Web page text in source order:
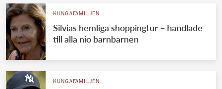
KUNGAFAMILJEN
Silvias hemliga shoppingtur – handlade
till alla nio barnbarnen
KUNGAFAMILJEN